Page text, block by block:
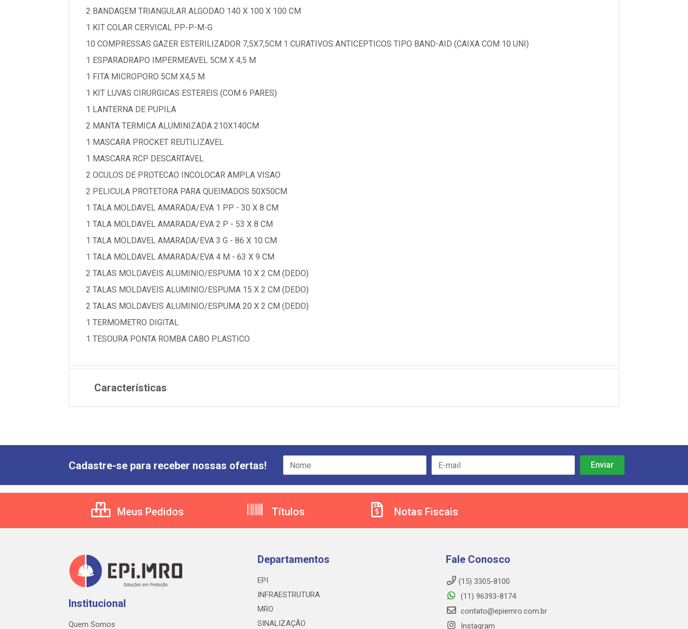
2 BANDAGEM TRIANGULAR ALGODAO 140 X 100 X 100 CM
1 KIT COLAR CERVICAL PP-P-M-G
10 COMPRESSAS GAZER ESTERILIZADOR 7,5X7,5CM 1 CURATIVOS ANTICEPTICOS TIPO BAND-AID (CAIXA COM 10 UNI)
1 ESPARADRAPO IMPERMEAVEL 5CM X 4,5 M
1 FITA MICROPORO 5CM X4,5 M
1 KIT LUVAS CIRURGICAS ESTEREIS (COM 6 PARES)
1 LANTERNA DE PUPILA
2 MANTA TERMICA ALUMINIZADA 210X140CM
1 MASCARA PROCKET REUTILIZAVEL
1 MASCARA RCP DESCARTAVEL
2 OCULOS DE PROTECAO INCOLOCAR AMPLA VISAO
2 PELICULA PROTETORA PARA QUEIMADOS 50X50CM
1 TALA MOLDAVEL AMARADA/EVA 1 PP - 30 X 8 CM
1 TALA MOLDAVEL AMARADA/EVA 2 P - 53 X 8 CM
1 TALA MOLDAVEL AMARADA/EVA 3 G - 86 X 10 CM
1 TALA MOLDAVEL AMARADA/EVA 4 M - 63 X 9 CM
2 TALAS MOLDAVEIS ALUMINIO/ESPUMA 10 X 2 CM (DEDO)
2 TALAS MOLDAVEIS ALUMINIO/ESPUMA 15 X 2 CM (DEDO)
2 TALAS MOLDAVEIS ALUMINIO/ESPUMA 20 X 2 CM (DEDO)
1 TERMOMETRO DIGITAL
1 TESOURA PONTA ROMBA CABO PLASTICO
Características
Cadastre-se para receber nossas ofertas!
Meus Pedidos Títulos Notas Fiscais
Institucional
Quem Somos
Departamentos
EPI
INFRAESTRUTURA
MRO
SINALIZAÇÃO
Fale Conosco
(15) 3305-8100
(11) 96393-8174
contato@epiemro.com.br
Instagram